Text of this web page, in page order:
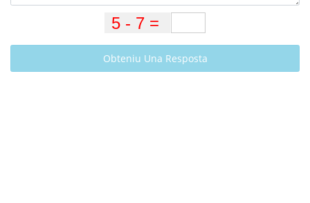
Obteniu Una Resposta